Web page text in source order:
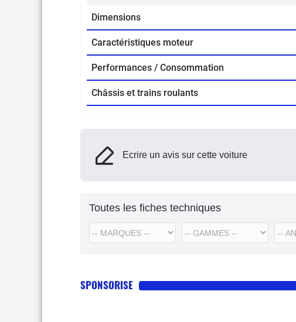
Dimensions
Caractéristiques moteur
Performances / Consommation
Châssis et trains roulants
Ecrire un avis sur cette voiture
Toutes les fiches techniques
SPONSORISE